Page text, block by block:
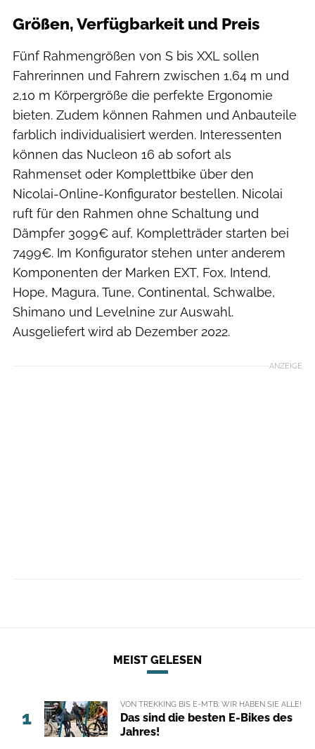
Größen, Verfügbarkeit und Preis
Fünf Rahmengrößen von S bis XXL sollen
Fahrerinnen und Fahrern zwischen 1,64 m und
2,10 m Körpergröße die perfekte Ergonomie
bieten. Zudem können Rahmen und Anbauteile
farblich individualisiert werden. Interessenten
können das Nucleon 16 ab sofort als
Rahmenset oder Komplettbike über den
Nicolai-Online-Konfigurator bestellen. Nicolai
ruft für den Rahmen ohne Schaltung und
Dämpfer 3099€ auf, Kompletträder starten bei
7499€. Im Konfigurator stehen unter anderem
Komponenten der Marken EXT, Fox, Intend,
Hope, Magura, Tune, Continental, Schwalbe,
Shimano und Levelnine zur Auswahl.
Ausgeliefert wird ab Dezember 2022.
ANZEIGE
MEIST GELESEN
1
VON TREKKING BIS E-MTB: WIR HABEN SIE ALLE!
Das sind die besten E-Bikes des
Jahres!